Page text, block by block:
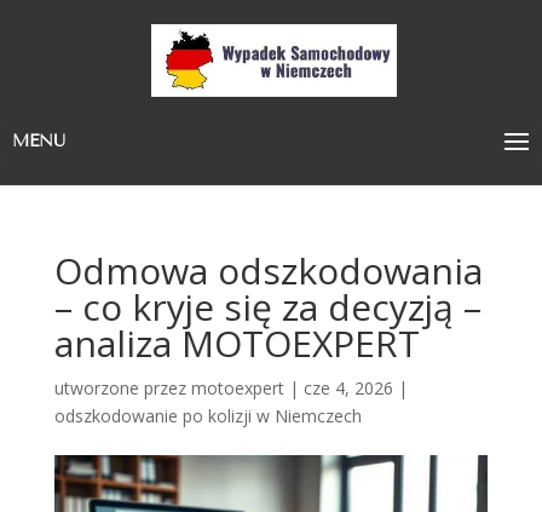
MENU
Odmowa odszkodowania
– co kryje się za decyzją –
analiza MOTOEXPERT
utworzone przez motoexpert| cze 4, 2026 |
odszkodowanie po kolizji w Niemczech